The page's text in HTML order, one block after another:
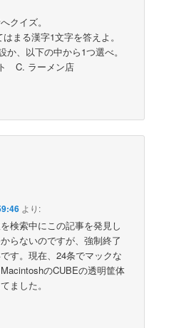
クイズ。
まる漢字1文字を答えよ。
か、以下の中から1つ選べ。
C. ラーメン店
より:
検索中にこの記事を発見し
らないのですが、強制終了
す。現在、24条でマックな
のCUBEの透明筐体
ました。